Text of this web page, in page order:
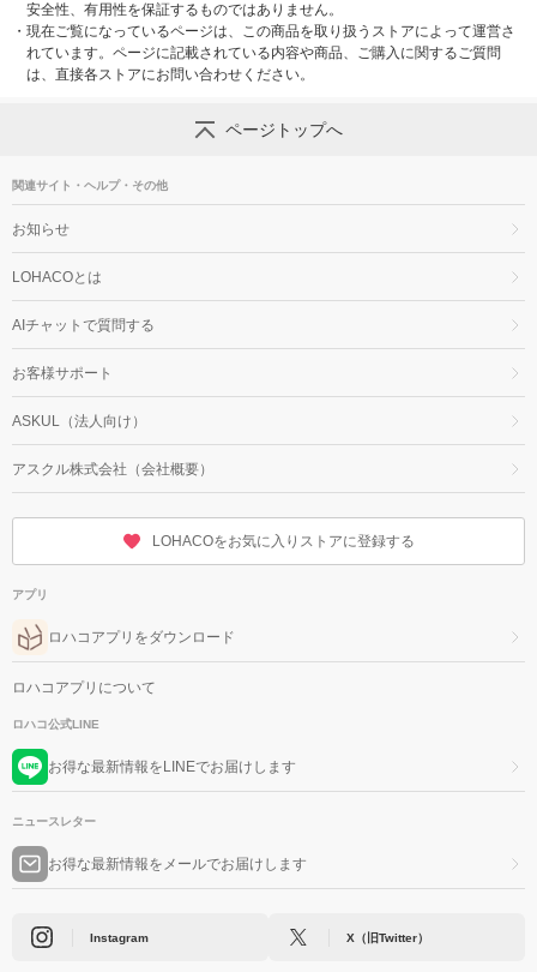
安全性、有用性を保証するものではありません。
・ 現在ご覧になっているページは、この商品を取り扱うストアによって運営さ
れています。ページに記載されている内容や商品、ご購入に関するご質問
は、直接各ストアにお問い合わせください。
ページトップへ
関連サイト・ヘルプ・その他
お知らせ
LOHACOとは
AIチャットで質問する
お客様サポート
ASKUL（法人向け）
アスクル株式会社（会社概要）
LOHACOをお気に入りストアに登録する
アプリ
ロハコアプリをダウンロード
ロハコアプリについて
ロハコ公式LINE
お得な最新情報をLINEでお届けします
ニュースレター
お得な最新情報をメールでお届けします
Instagram X（旧Twitter）